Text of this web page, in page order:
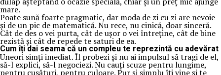
mare.
Poate sună foarte pragmatic, dar moda de zi cu zi are nevoie
și de un pic de matematică. Nu rece, nu cinică, doar sinceră.
Cât de des o vei purta, cât de ușor o vei întreține, cât de bine
rezistă și cât de repede te saturi de ea.
Cum îți dai seama că un compleu te reprezintă cu adevărat
Uneori simți imediat. Îl probezi și nu ai impulsul să tragi de el,
să-l explici, să-l negociezi. Nu cauți scuze pentru lungime,
pentru cusături, pentru culoare. Pur și simplu îți vine și te